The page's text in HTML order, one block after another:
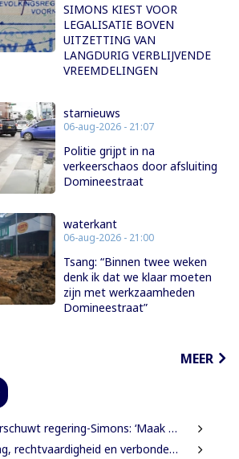
SIMONS KIEST VOOR
LEGALISATIE BOVEN
UITZETTING VAN
LANGDURIG VERBLIJVENDE
VREEMDELINGEN
starnieuws
06-aug-2026 - 21:07
Politie grijpt in na
verkeerschaos door afsluiting
Domineestraat
waterkant
06-aug-2026 - 21:00
Tsang: “Binnen twee weken
denk ik dat we klaar moeten
zijn met werkzaamheden
Domineestraat”
MEER
‘Maak van 5-kilometerwet geen uitstel van echte grondenrechten’
en verbondenheid op 9 augustus